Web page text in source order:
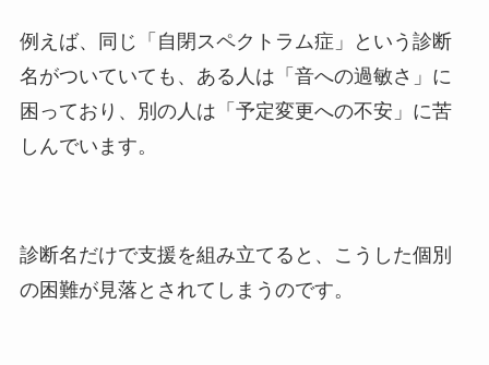
例えば、同じ「自閉スペクトラム症」という診断
名がついていても、ある人は「音への過敏さ」に
困っており、別の人は「予定変更への不安」に苦
しんでいます。
診断名だけで支援を組み立てると、こうした個別
の困難が見落とされてしまうのです。